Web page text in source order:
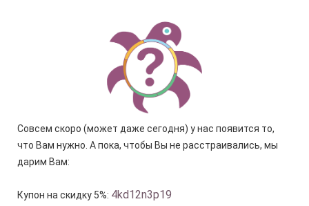
Совсем скоро (может даже сегодня) у нас появится то,
что Вам нужно. А пока, чтобы Вы не расстраивались, мы
дарим Вам:
Купон на скидку 5%: 4kd12n3p19